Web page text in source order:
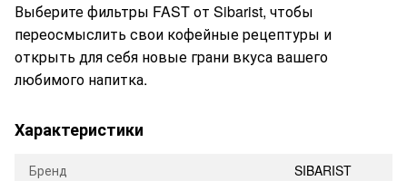
Выберите фильтры FAST от Sibarist, чтобы
переосмыслить свои кофейные рецептуры и
открыть для себя новые грани вкуса вашего
любимого напитка.
Характеристики
Бренд
SIBARIST